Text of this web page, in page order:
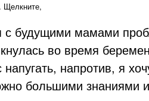
Щелкните,
с будущими мамами
во время
напугать, напротив, я
большими знаниями